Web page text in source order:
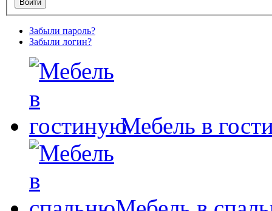
Забыли пароль?
Забыли логин?
Мебель в